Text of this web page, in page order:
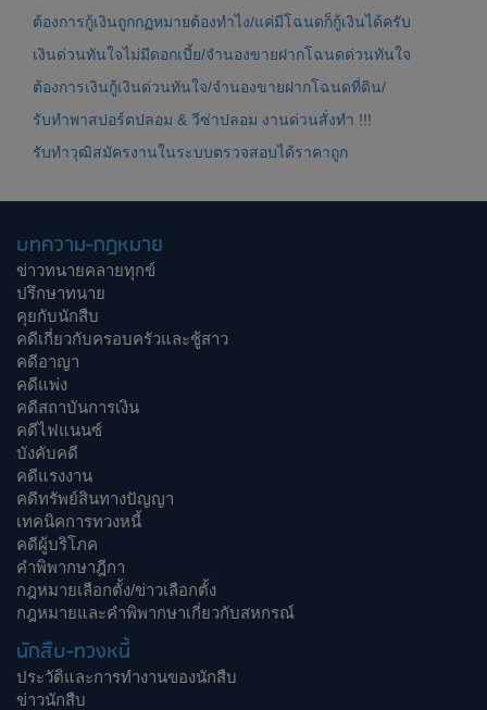
ต้องการกู้เงินถูกกฏหมายต้องทำไง/แค่มีโฉนดก็กู้เงินได้ครับ
เงินด่วนทันใจไม่มีดอกเบี้ย/จำนองขายฝากโฉนดด่วนทันใจ
ต้องการเงินกู้เงินด่วนทันใจ/จำนองขายฝากโฉนดที่ดิน/
รับทำพาสปอร์ตปลอม & วีซ่าปลอม งานด่วนสั่งทำ !!!
รับทำวุฒิสมัครงานในระบบตรวจสอบได้ราคาถูก
บทความ-กฎหมาย
ข่าวทนายคลายทุกข์
ปรึกษาทนาย
คุยกับนักสืบ
คดีเกี่ยวกับครอบครัวและชู้สาว
คดีอาญา
คดีแพ่ง
คดีสถาบันการเงิน
คดีไฟแนนซ์
บังคับคดี
คดีแรงงาน
คดีทรัพย์สินทางปัญญา
เทคนิคการทวงหนี้
คดีผู้บริโภค
คำพิพากษาฎีกา
กฎหมายเลือกตั้ง/ข่าวเลือกตั้ง
กฎหมายและคำพิพากษาเกี่ยวกับสหกรณ์
นักสืบ-ทวงหนี้
ประวัติและการทำงานของนักสืบ
ข่าวนักสืบ